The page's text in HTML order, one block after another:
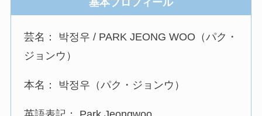
芸名： 박정우 / PARK JEONG WOO（パク・
ジョンウ）
本名： 박정우（パク・ジョンウ）